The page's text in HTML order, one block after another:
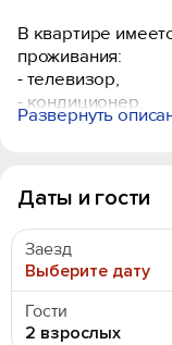
В квартире
проживания:
- телевизор,
- кондиционер,
- скоростной Wi-Fi,
- утюг,
- варочная плита,
- духовка,
- микроволновка,
- холодильник,
- посуда,
- постельное
Развернуть
Даты и гости
Заезд
Выберите дату
Гости
2 взрослых